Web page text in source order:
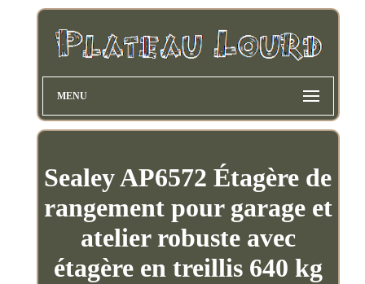
MENU
Sealey AP6572 Étagère de
rangement pour garage et
atelier robuste avec
étagère en treillis 640 kg